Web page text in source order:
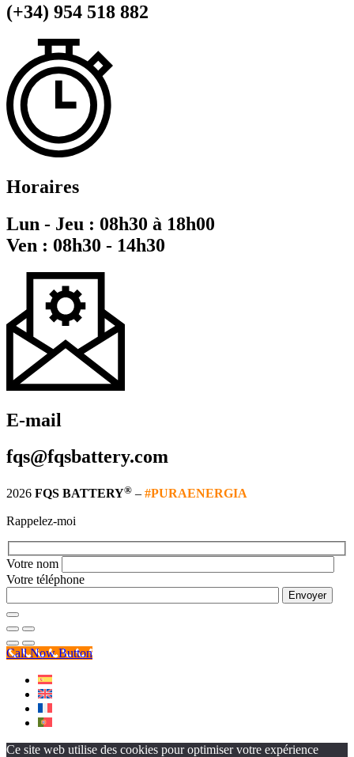
(+34) 954 518 882
Horaires
Lun - Jeu : 08h30 à 18h00
Ven : 08h30 - 14h30
E-mail
fqs@fqsbattery.com
2026 FQS BATTERY® – #PURAENERGIA
Rappelez-moi
Votre nom
Votre téléphone
Call Now Button
Ce site web utilise des cookies pour optimiser votre expérience